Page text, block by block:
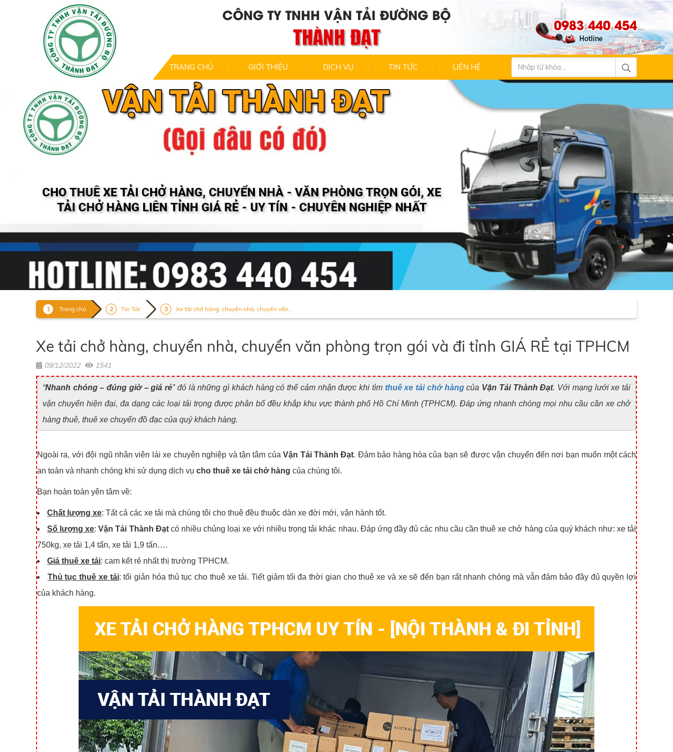
CÔNG TY TNHH VẬN TẢI ĐƯỜNG BỘ
THÀNH ĐẠT 0983 440 454
TRANG CHỦ GIỚI THIỆU DỊCH VỤ TIN TỨC LIÊN HỆ
Trang chủ Tin Tức Xe tải chở hàng, chuyển nhà, chuyển văn...
Xe tải chở hàng, chuyển nhà, chuyển văn phòng trọn gói và đi tỉnh GIÁ RẺ tại TPHCM
09/12/2022 1541
“Nhanh chóng – đúng giờ – giá rẻ” đó là những gì khách hàng có thể cảm nhận được khi tìm thuê xe tải chở hàngcủa Vận Tải Thành Đạt. Với mạng lưới xe tải
vận chuyển hiện đại, đa dạng các loại tải trọng được phân bổ đều khắp khu vực thành phố Hồ Chí Minh (TPHCM). Đáp ứng nhanh chóng mọi nhu cầu cần xe chở
hàng thuê, thuê xe chuyển đồ đạc của quý khách hàng.
Ngoài ra, với đội ngũ nhân viên lái xe chuyên nghiệp và tận tâm củaVận Tải Thành Đạt. Đảm bảo hàng hóa của bạn sẽ được vận chuyển đến nơi bạn muốn một cách
an toàn và nhanh chóng khi sử dụng dịch vụ cho thuê xe tải chở hàng của chúng tôi.
Bạn hoàn toàn yên tâm về:
Chất lượng xe: Tất cả các xe tải mà chúng tôi cho thuê đều thuộc dàn xe đời mới, vận hành tốt.
Số lượng xe:Vận Tải Thành Đạtcó nhiều chủng loại xe với nhiều trọng tải khác nhau. Đáp ứng đầy đủ các nhu cầu cần thuê xe chở hàng của quý khách như: xe tải
750kg, xe tải 1,4 tấn, xe tải 1,9 tấn….
Giá thuê xe tải: cam kết rẻ nhất thị trường TPHCM.
Thủ tục thuê xe tải: tối giản hóa thủ tục cho thuê xe tải. Tiết giảm tối đa thời gian cho thuê xe và xe sẽ đến bạn rất nhanh chóng mà vẫn đảm bảo đầy đủ quyền lợi
của khách hàng.